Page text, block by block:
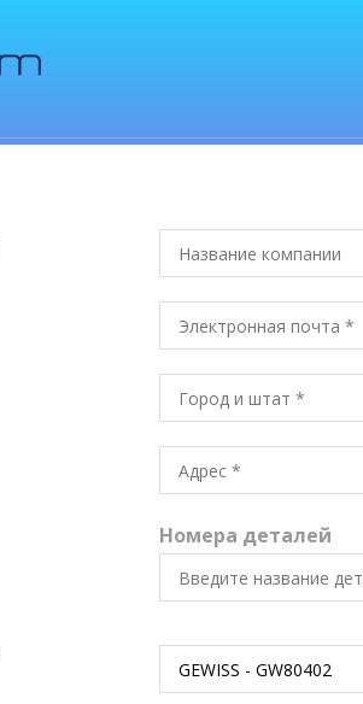
Номера деталей